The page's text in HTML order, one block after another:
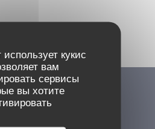
кукис
вам
сервисы
вы хотите
новостей